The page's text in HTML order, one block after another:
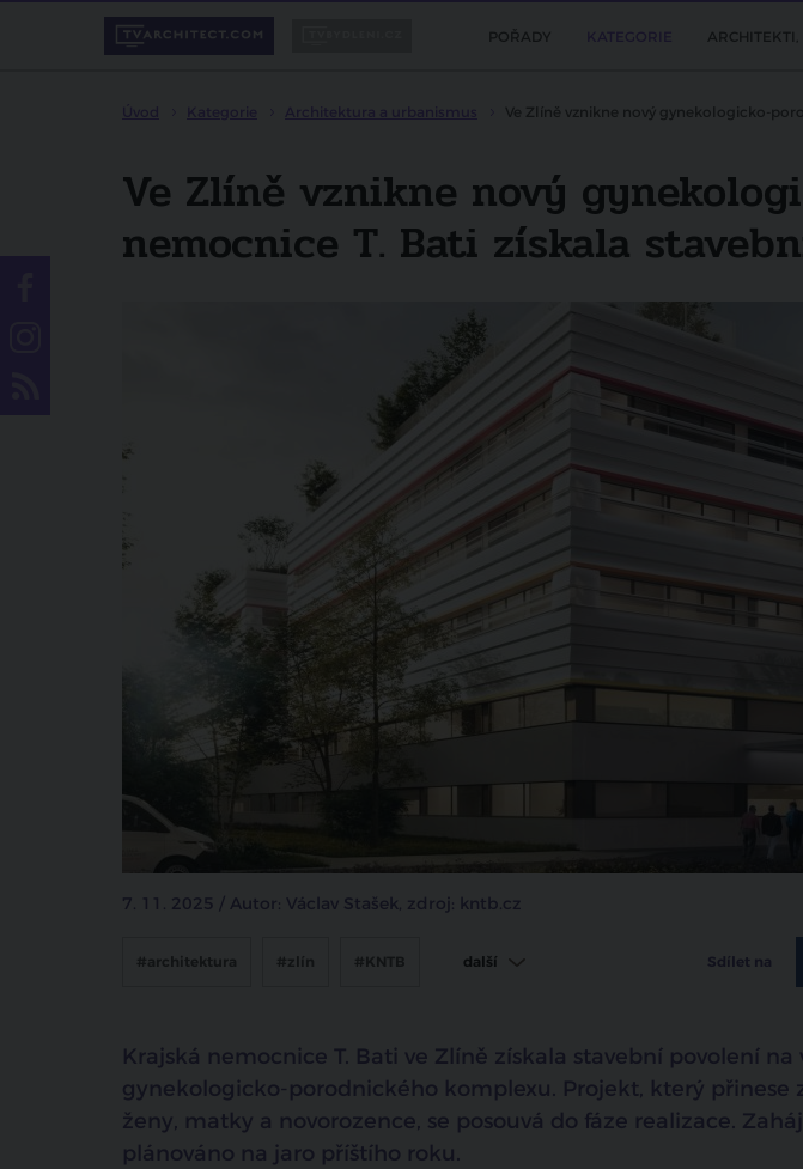
POŘADY
Ve Zlíně vznikne nový gynekologicko-
Ve Zlíně vznikne nový
nemocnice T. Bati získala
7. 11. 2025 / Autor: Václav Stašek, zdroj: kntb.cz
#architektura #zlín #KNTB další Sdílet na
Krajská nemocnice T. Bati ve Zlíně získala stavební povolení na
gynekologicko-porodnického komplexu. Projekt, který přinese
ženy, matky a novorozence, se posouvá do fáze realizace.
plánováno na jaro příštího roku.